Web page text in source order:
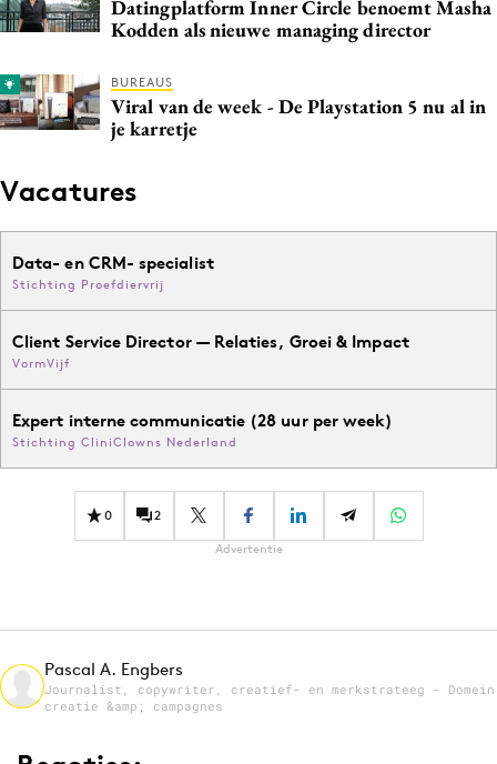
Datingplatform Inner Circle benoemt Masha
Kodden als nieuwe managing director
BUREAUS
Viral van de week - De Playstation 5 nu al in
je karretje
Vacatures
Data- en CRM- specialist
Stichting Proefdiervrij
Client Service Director — Relaties, Groei & Impact
VormVijf
Expert interne communicatie (28 uur per week)
Stichting CliniClowns Nederland
0 2
Advertentie
Pascal A. Engbers
Journalist, copywriter, creatief- en merkstrateeg - Domein
creatie &amp; campagnes